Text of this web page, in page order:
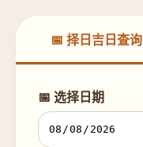
📅 择日吉日查询
📅 选择日期